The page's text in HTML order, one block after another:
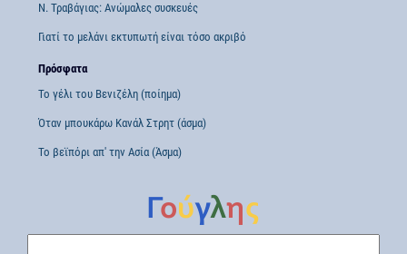
Ν. Τραβάγιας: Ανώμαλες συσκευές
Γιατί το μελάνι εκτυπωτή είναι τόσο ακριβό
Πρόσφατα
Το γέλι του Βενιζέλη (ποίημα)
Όταν μπουκάρω Κανάλ Στρητ (άσμα)
Το βεϊπόρι απ' την Ασία (Άσμα)